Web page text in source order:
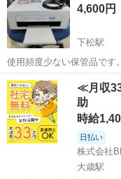
4,600円
下松駅
使用頻度少ない保管品です
互換インク 黒 2個、イエ
個、青2個、黄色1個お付
ます。 ドライバーData...
山口 下松市 下松駅
≪月収
助
時給
日払い
株式会社
大歳駅